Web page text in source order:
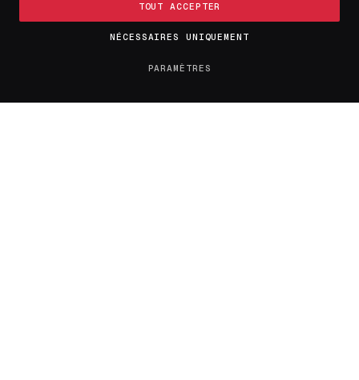
TOUT ACCEPTER
NÉCESSAIRES UNIQUEMENT
PARAMÈTRES